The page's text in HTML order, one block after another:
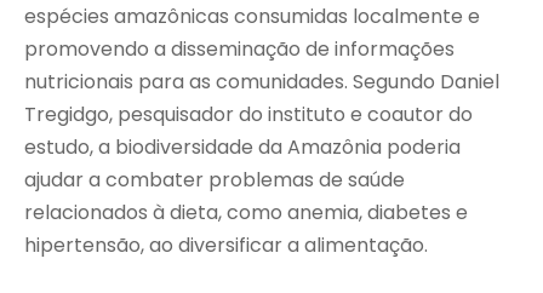
espécies amazônicas consumidas localmente e
promovendo a disseminação de informações
nutricionais para as comunidades. Segundo Daniel
Tregidgo, pesquisador do instituto e coautor do
estudo, a biodiversidade da Amazônia poderia
ajudar a combater problemas de saúde
relacionados à dieta, como anemia, diabetes e
hipertensão, ao diversificar a alimentação.